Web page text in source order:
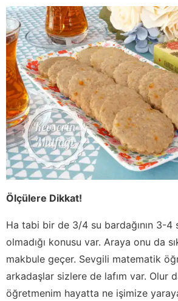
Ölçülere Dikkat!
Ha tabi bir de 3/4 su bardağının 3-4
olmadığı konusu var. Araya onu da
makbule geçer. Sevgili matematik
arkadaşlar sizlere de lafım var. Olur
öğretmenim hayatta ne işimize